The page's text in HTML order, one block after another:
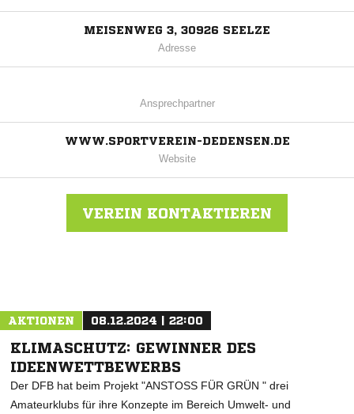
MEISENWEG 3, 30926 SEELZE
Adresse
Ansprechpartner
WWW.SPORTVEREIN-DEDENSEN.DE
Website
VEREIN KONTAKTIEREN
AKTIONEN 08.12.2024 | 22:00
KLIMASCHUTZ: GEWINNER DES
IDEENWETTBEWERBS
Der DFB hat beim Projekt "ANSTOSS FÜR GRÜN " drei
Amateurklubs für ihre Konzepte im Bereich Umwelt- und